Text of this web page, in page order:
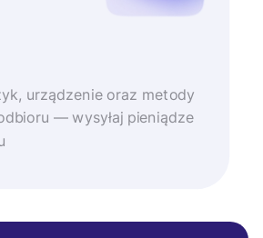
urządzenie oraz metody
— wysyłaj pieniądze